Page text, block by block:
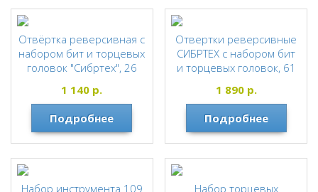
Отвёртка реверсивная с
набором бит и торцевых
головок "Сибртех", 26
СИБРТЕХ
1 140 р.
Подробнее
Отвертки реверсивные
СИБРТЕХ с набором бит
и торцевых головок, 61
СИБРТЕХ
1 890р.
Подробнее
Набор инструмента 109
Набор торцевых